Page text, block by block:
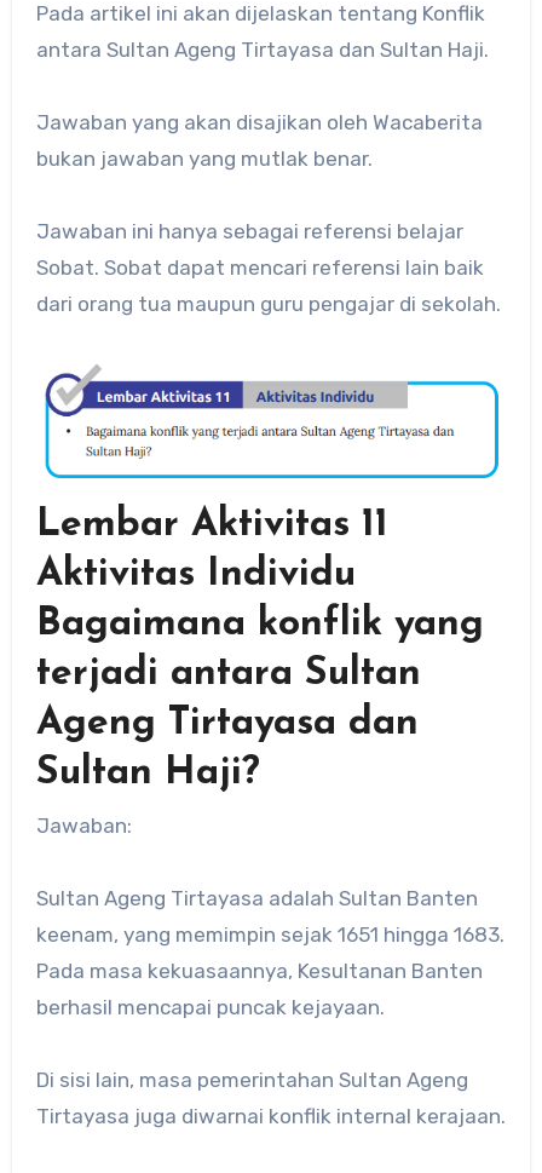
Pada artikel ini akan dijelaskan tentang Konflik
antara Sultan Ageng Tirtayasa dan Sultan Haji.
Jawaban yang akan disajikan oleh Wacaberita
bukan jawaban yang mutlak benar.
Jawaban ini hanya sebagai referensi belajar
Sobat. Sobat dapat mencari referensi lain baik
dari orang tua maupun guru pengajar di sekolah.
Lembar Aktivitas 11
Aktivitas Individu
Bagaimana konflik yang
terjadi antara Sultan
Ageng Tirtayasa dan
Sultan Haji?
Jawaban:
Sultan Ageng Tirtayasa adalah Sultan Banten
keenam, yang memimpin sejak 1651 hingga 1683.
Pada masa kekuasaannya, Kesultanan Banten
berhasil mencapai puncak kejayaan.
Di sisi lain, masa pemerintahan Sultan Ageng
Tirtayasa juga diwarnai konflik internal kerajaan.